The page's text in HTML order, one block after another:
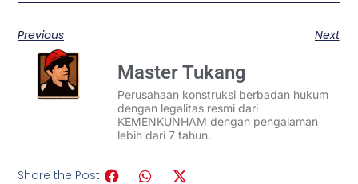
Previous Next
Master Tukang
Perusahaan konstruksi berbadan hukum
dengan legalitas resmi dari
KEMENKUNHAM dengan pengalaman
lebih dari 7 tahun.
Share the Post: